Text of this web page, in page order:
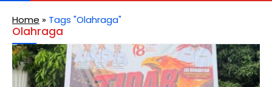
Home » Tags "Olahraga"
Olahraga